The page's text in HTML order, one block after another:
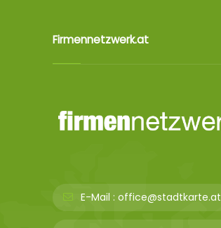
Firmennetzwerk.at
E-Mail : office@stadtkarte.at